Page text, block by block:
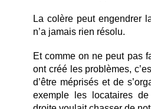
La colère peut engendrer
n’a jamais rien résolu.
Et comme on ne peut pas
ont créé les problèmes,
d’être méprisés et de
exemple les locataires